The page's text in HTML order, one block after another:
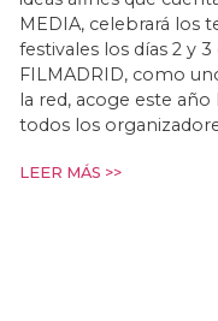
MEDIA, celebrará los
festivales los días 2 y
FILMADRID, como
la red, acoge este año
todos los
LEER MÁS >>